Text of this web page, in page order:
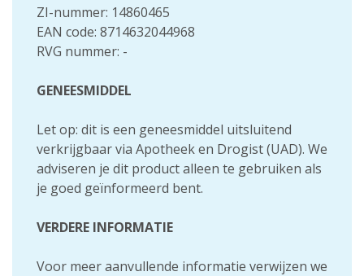
ZI-nummer: 14860465
EAN code: 8714632044968
RVG nummer: -
GENEESMIDDEL
Let op: dit is een geneesmiddel uitsluitend
verkrijgbaar via Apotheek en Drogist (UAD). We
adviseren je dit product alleen te gebruiken als
je goed geïnformeerd bent.
VERDERE INFORMATIE
Voor meer aanvullende informatie verwijzen we